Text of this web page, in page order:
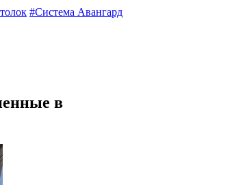
#Система Авангард
в